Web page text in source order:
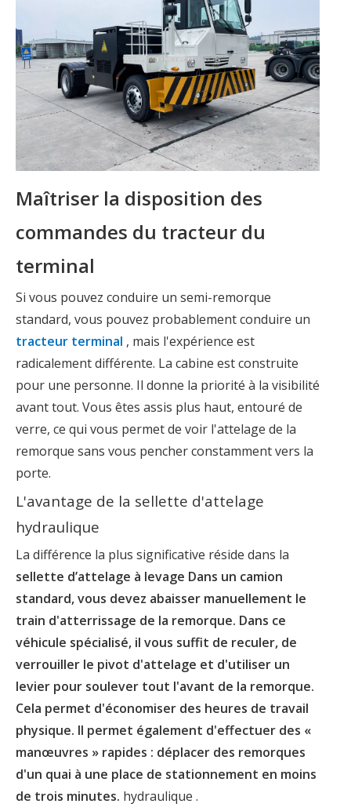
Maîtriser la disposition des
commandes du tracteur du
terminal
Si vous pouvez conduire un semi-remorque
standard, vous pouvez probablement conduire un
tracteur terminal , mais l'expérience est
radicalement différente. La cabine est construite
pour une personne. Il donne la priorité à la visibilité
avant tout. Vous êtes assis plus haut, entouré de
verre, ce qui vous permet de voir l'attelage de la
remorque sans vous pencher constamment vers la
porte.
L'avantage de la sellette d'attelage
hydraulique
La différence la plus significative réside dans la
sellette d’attelage à levage Dans un camion
standard, vous devez abaisser manuellement le
train d'atterrissage de la remorque. Dans ce
véhicule spécialisé, il vous suffit de reculer, de
verrouiller le pivot d'attelage et d'utiliser un
levier pour soulever tout l'avant de la remorque.
Cela permet d'économiser des heures de travail
physique. Il permet également d'effectuer des «
manœuvres » rapides : déplacer des remorques
d'un quai à une place de stationnement en moins
de trois minutes. hydraulique .